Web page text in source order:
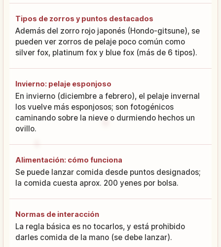
Tipos de zorros y puntos destacados
Además del zorro rojo japonés (Hondo-gitsune), se
pueden ver zorros de pelaje poco común como
silver fox, platinum fox y blue fox (más de 6 tipos).
Invierno: pelaje esponjoso
En invierno (diciembre a febrero), el pelaje invernal
los vuelve más esponjosos; son fotogénicos
caminando sobre la nieve o durmiendo hechos un
ovillo.
Alimentación: cómo funciona
Se puede lanzar comida desde puntos designados;
la comida cuesta aprox. 200 yenes por bolsa.
Normas de interacción
La regla básica es no tocarlos, y está prohibido
darles comida de la mano (se debe lanzar).